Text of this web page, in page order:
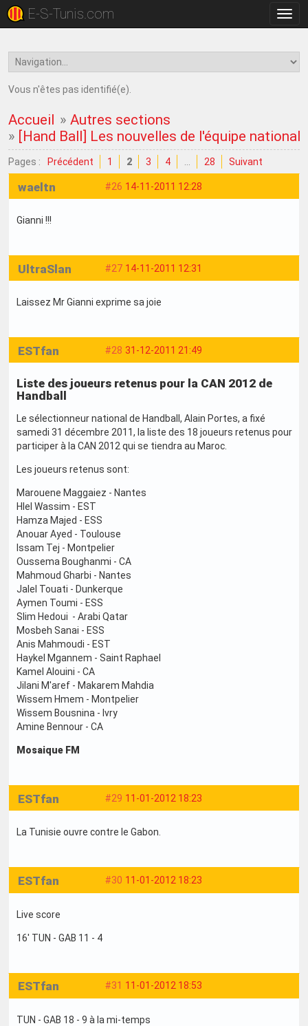
la
E-S-Tunis.com
Vous n'êtes pas identifié(e).
Accueil »Autres sections
» [Hand Ball] Les nouvelles de l'équipe nationale
Pages : Précédent 1 2 3 4 28 Suivant
#26 14-11-2011 12:28
waeltn
Gianni !!!
#27 14-11-2011 12:31
UltraSlan
Laissez Mr Gianni exprime sa joie
#28 31-12-2011 21:49
ESTfan
Liste des joueurs retenus pour la CAN 2012 de
Handball
Le sélectionneur national de Handball, Alain Portes, a fixé
samedi 31 décembre 2011, la liste des 18 joueurs retenus pour
participer à la CAN 2012 qui se tiendra au Maroc.
Les joueurs retenus sont:
Marouene Maggaiez - Nantes
Hlel Wassim - EST
Hamza Majed - ESS
Anouar Ayed - Toulouse
Issam Tej - Montpelier
Oussema Boughanmi - CA
Mahmoud Gharbi - Nantes
Jalel Touati - Dunkerque
Aymen Toumi - ESS
Slim Hedoui - Arabi Qatar
Mosbeh Sanai - ESS
Anis Mahmoudi - EST
Haykel Mgannem - Saint Raphael
Kamel Alouini - CA
Jilani M'aref - Makarem Mahdia
Wissem Hmem - Montpelier
Wissem Bousnina - Ivry
Amine Bennour - CA
Mosaique FM
#29 11-01-2012 18:23
ESTfan
La Tunisie ouvre contre le Gabon.
#30 11-01-2012 18:23
ESTfan
Live score
16' TUN - GAB 11 - 4
#31 11-01-2012 18:53
ESTfan
TUN - GAB 18 - 9 à la mi-temps